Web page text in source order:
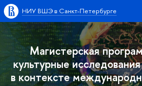
НИУ ВШЭ в Санкт-Петербурге
Магистерская
культурные
в контексте